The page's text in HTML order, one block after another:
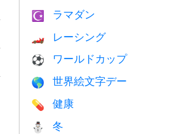
☪️ ラマダン
🏎 レーシング
⚽ ワールドカップ
🌎 世界絵文字デー
💊 健康
⛄ 冬